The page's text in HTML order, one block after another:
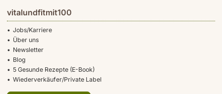
vitalundfitmit100
Jobs/Karriere
Über uns
Newsletter
Blog
5 Gesunde Rezepte (E-Book)
Wiederverkäufer/Private Label